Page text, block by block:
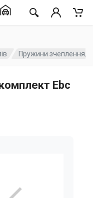
Пружини зчеплення,
Ebc